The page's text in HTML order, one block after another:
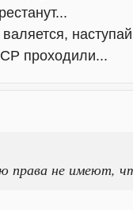
проходили...
права не имеют,